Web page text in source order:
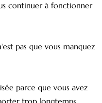
continuer à fonctionner
pas que vous manquez
parce que vous avez
trop longtemps.